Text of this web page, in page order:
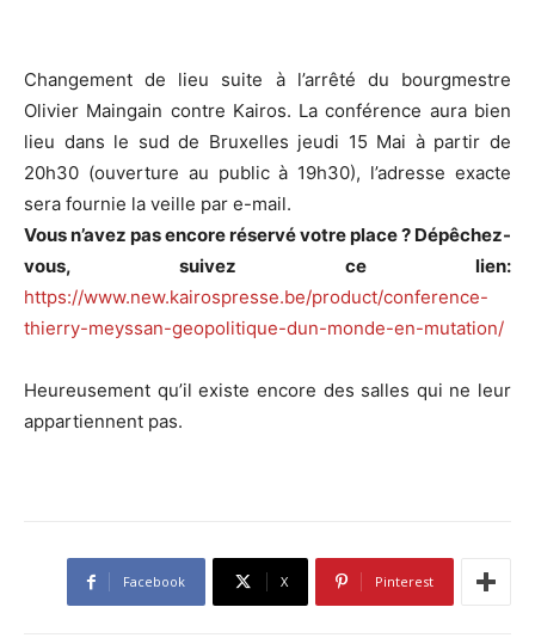
Changement de lieu suite à l’arrêté du bourgmestre
Olivier Maingain contre Kairos. La conférence aura bien
lieu dans le sud de Bruxelles jeudi 15 Mai à partir de
20h30 (ouverture au public à 19h30), l’adresse exacte
sera fournie la veille par e-mail.
Vous n’avez pas encore réservé votre place ? Dépêchez-
vous, suivez ce lien:
https://www.new.kairospresse.be/product/conference-
thierry-meyssan-geopolitique-dun-monde-en-mutation/
Heureusement qu’il existe encore des salles qui ne leur
appartiennent pas.
Facebook X Pinterest